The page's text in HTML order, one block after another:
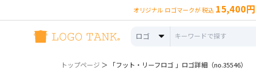
オリジナル ロゴマークが 税込 15,400円
ロゴ
トップページ ＞ 「フット・リーフロゴ 」ロゴ詳細（no.35546）